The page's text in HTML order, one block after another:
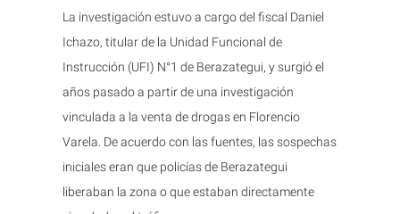
La investigación estuvo a cargo del fiscal Daniel
Ichazo, titular de la Unidad Funcional de
Instrucción (UFI) N°1 de Berazategui, y surgió el
años pasado a partir de una investigación
vinculada a la venta de drogas en Florencio
Varela. De acuerdo con las fuentes, las sospechas
iniciales eran que policías de Berazategui
liberaban la zona o que estaban directamente